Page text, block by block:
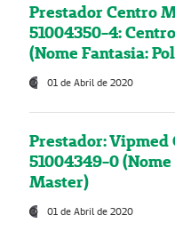
Prestador Centro
51004350-4:
(Nome Fantasia:
01 de Abril de 2020
Prestador:
51004349-0
Master)
01 de Abril de 2020